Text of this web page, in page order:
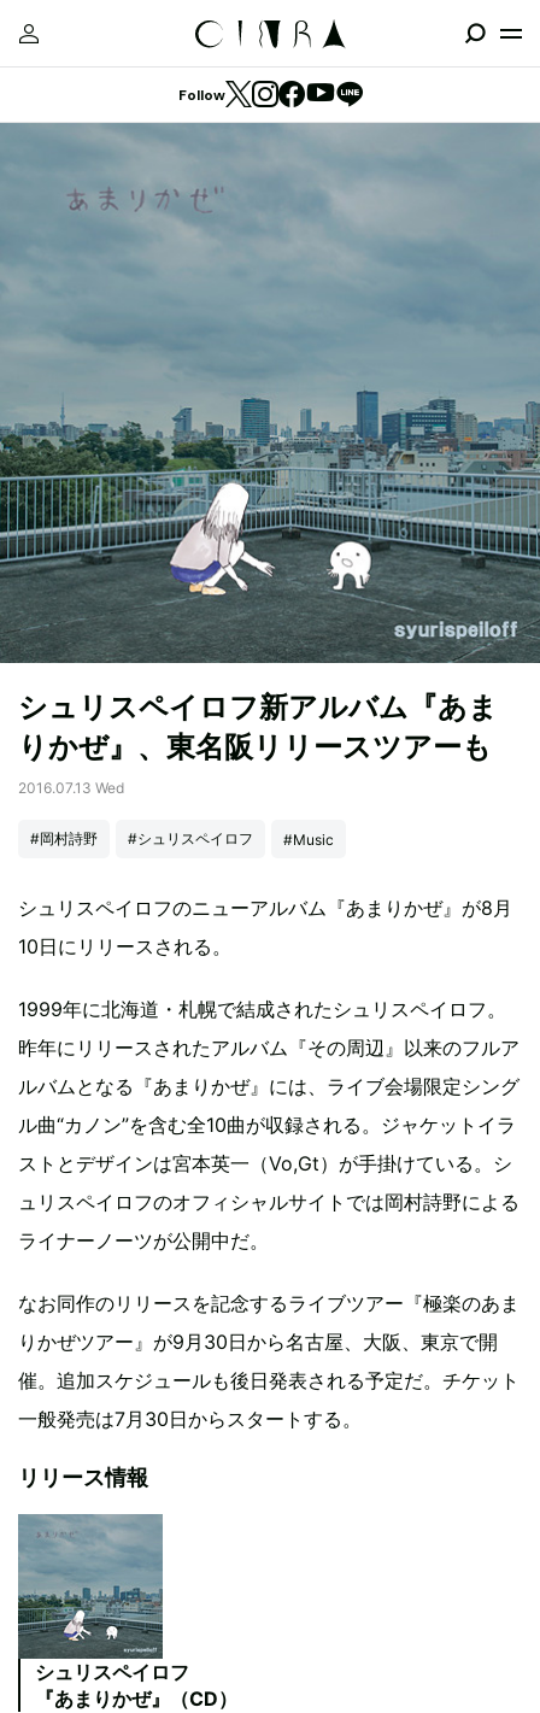
Follow
シュリスペイロフ新アルバム『あま
りかぜ』、東名阪リリースツアーも
2016.07.13 Wed
#岡村詩野 #シュリスペイロフ #Music
シュリスペイロフのニューアルバム『あまりかぜ』が8月
10日にリリースされる。
1999年に北海道・札幌で結成されたシュリスペイロフ。
昨年にリリースされたアルバム『その周辺』以来のフルア
ルバムとなる『あまりかぜ』には、ライブ会場限定シング
ル曲“カノン”を含む全10曲が収録される。ジャケットイラ
ストとデザインは宮本英一（Vo,Gt）が手掛けている。シ
ュリスペイロフのオフィシャルサイトでは岡村詩野による
ライナーノーツが公開中だ。
なお同作のリリースを記念するライブツアー『極楽のあま
りかぜツアー』が9月30日から名古屋、大阪、東京で開
催。追加スケジュールも後日発表される予定だ。チケット
一般発売は7月30日からスタートする。
リリース情報
シュリスペイロフ
『あまりかぜ』（CD）